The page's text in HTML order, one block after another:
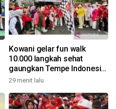
Kowani gelar fun walk
10.000 langkah sehat
gaungkan Tempe Indonesia
Goes to UNESCO
29 menit lalu